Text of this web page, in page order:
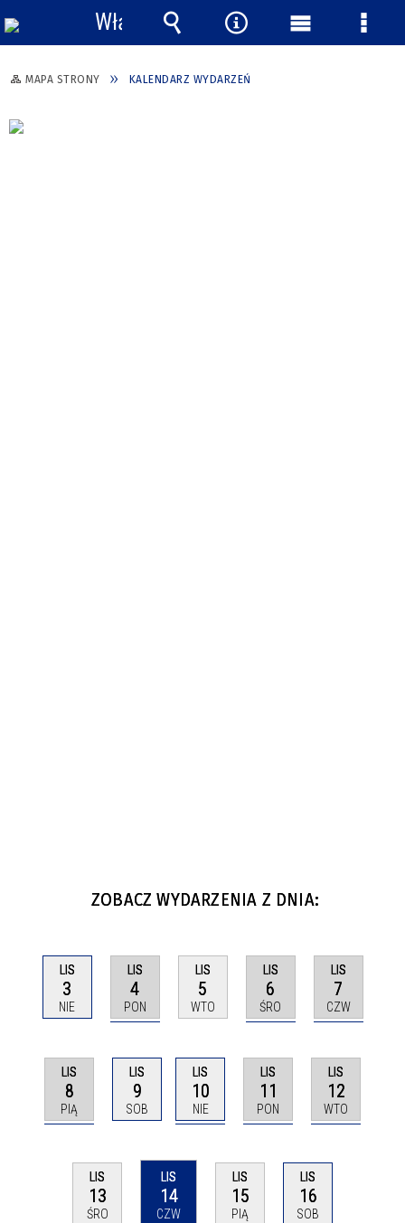
MAPA STRONY KALENDARZ WYDARZEŃ
ZOBACZ WYDARZENIA Z DNIA:
LIS
3
NIE
LIS
4
PON
LIS
5
WTO
LIS
6
ŚRO
LIS
7
CZW
LIS
8
PIĄ
LIS
9
SOB
LIS
10
NIE
LIS
11
PON
LIS
12
WTO
LIS
13
ŚRO
LIS
14
CZW
LIS
15
PIĄ
LIS
16
SOB
Włącz
powiadomienia
Wyszukiwarka
Narzędzia
Menu Menu